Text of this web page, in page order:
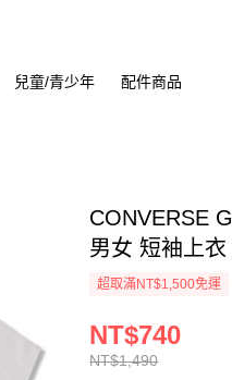
兒童/青少年 配件商品
CONVERSE
男女 短袖上
超取滿NT$1,500免運
NT$1,490
NT$740